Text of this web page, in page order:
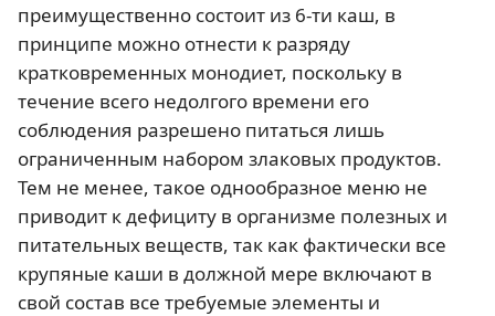
преимущественно состоит из 6-ти каш, в
принципе можно отнести к разряду
кратковременных монодиет, поскольку в
течение всего недолгого времени его
соблюдения разрешено питаться лишь
ограниченным набором злаковых продуктов.
Тем не менее, такое однообразное меню не
приводит к дефициту в организме полезных и
питательных веществ, так как фактически все
крупяные каши в должной мере включают в
свой состав все требуемые элементы и